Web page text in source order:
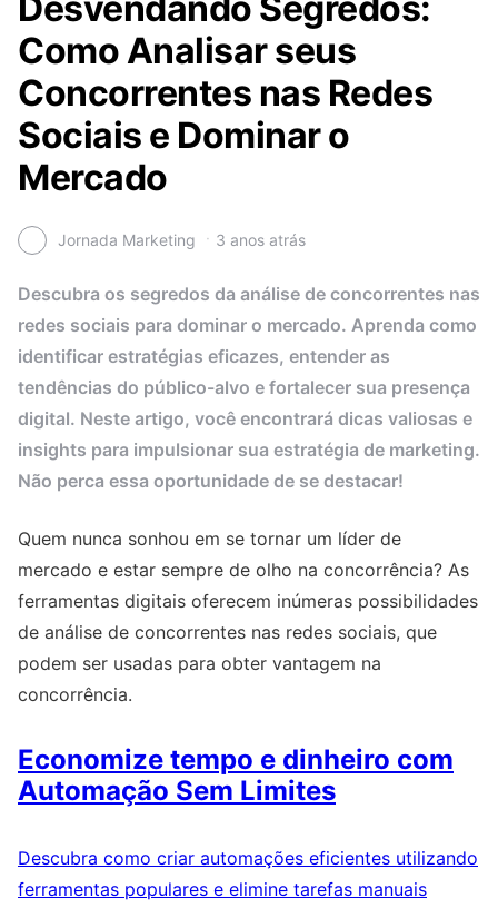
Desvendando Segredos:
Como Analisar seus
Concorrentes nas Redes
Sociais e Dominar o
Mercado
Jornada Marketing 3 anos atrás
Descubra os segredos da análise de concorrentes nas
redes sociais para dominar o mercado. Aprenda como
identificar estratégias eficazes, entender as
tendências do público-alvo e fortalecer sua presença
digital. Neste artigo, você encontrará dicas valiosas e
insights para impulsionar sua estratégia de marketing.
Não perca essa oportunidade de se destacar!
Quem nunca sonhou em se tornar um líder de
mercado e estar sempre de olho na concorrência? As
ferramentas digitais oferecem inúmeras possibilidades
de análise de concorrentes nas redes sociais, que
podem ser usadas para obter vantagem na
concorrência.
Economize tempo e dinheiro com
Automação Sem Limites
Descubra como criar automações eficientes utilizando
ferramentas populares e elimine tarefas manuais